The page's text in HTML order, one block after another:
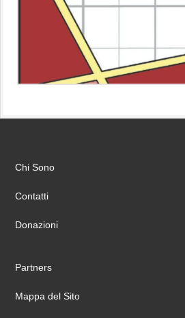
Chi Sono
Contatti
Donazioni
Partners
Mappa del Sito